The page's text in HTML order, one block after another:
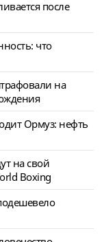
после
что
на
Ормуз: нефть
на свой
Boxing